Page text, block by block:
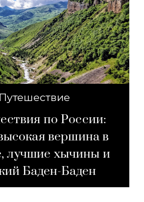
Путешествие
по России:
вершина в
лучшие хычины и
Баден-Баден